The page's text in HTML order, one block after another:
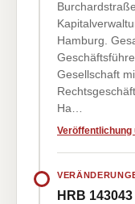
Hamburg.
Gesellschaft
Ha…
Veröffentlichung
HRB